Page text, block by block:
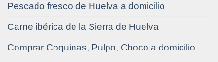
Pescado fresco de Huelva a domicilio
Carne ibérica de la Sierra de Huelva
Comprar Coquinas, Pulpo, Choco a domicilio